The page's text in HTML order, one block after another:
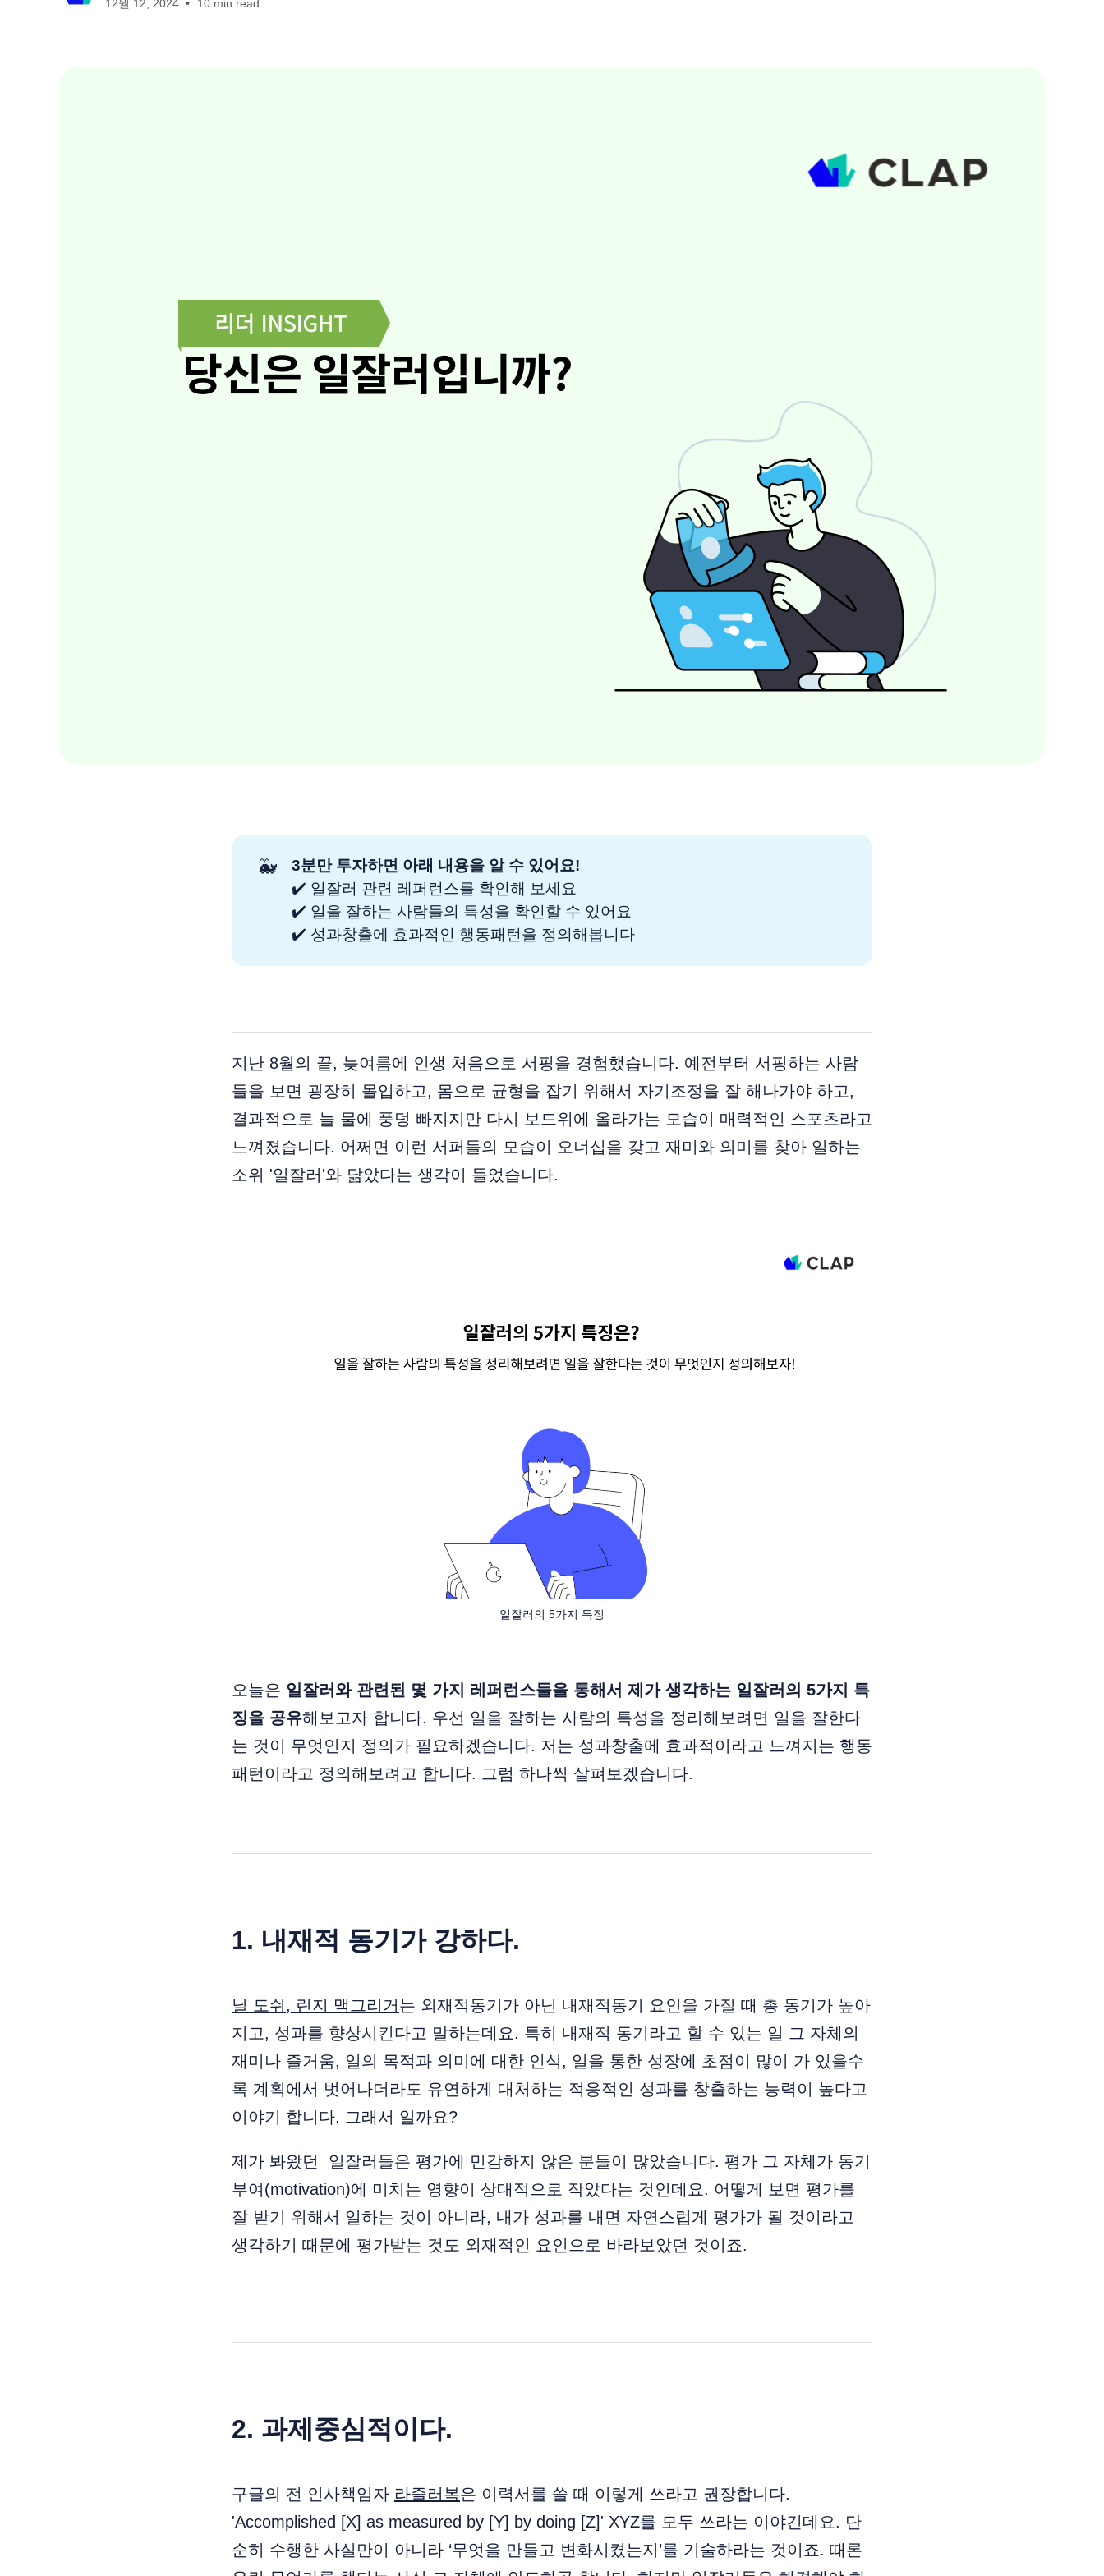
12월 12, 2024 10 min read
🐳
3분만 투자하면 아래 내용을 알 수 있어요!
✔️ 일잘러 관련 레퍼런스를 확인해 보세요
✔️ 일을 잘하는 사람들의 특성을 확인할 수 있어요
✔️ 성과창출에 효과적인 행동패턴을 정의해봅니다
지난 8월의 끝, 늦여름에 인생 처음으로 서핑을 경험했습니다. 예전부터 서핑하는 사람
들을 보면 굉장히 몰입하고, 몸으로 균형을 잡기 위해서 자기조정을 잘 해나가야 하고,
결과적으로 늘 물에 풍덩 빠지지만 다시 보드위에 올라가는 모습이 매력적인 스포츠라고
느껴졌습니다. 어쩌면 이런 서퍼들의 모습이 오너십을 갖고 재미와 의미를 찾아 일하는
소위 '일잘러'와 닮았다는 생각이 들었습니다.
일잘러의 5가지 특징
오늘은 일잘러와 관련된 몇 가지 레퍼런스들을 통해서 제가 생각하는 일잘러의 5가지 특
징을 공유해보고자 합니다. 우선 일을 잘하는 사람의 특성을 정리해보려면 일을 잘한다
는 것이 무엇인지 정의가 필요하겠습니다. 저는 성과창출에 효과적이라고 느껴지는 행동
패턴이라고 정의해보려고 합니다. 그럼 하나씩 살펴보겠습니다.
1. 내재적 동기가 강하다.
닐 도쉬, 린지 맥그리거 는 외재적동기가 아닌 내재적동기 요인을 가질 때 총 동기가 높아
지고, 성과를 향상시킨다고 말하는데요. 특히 내재적 동기라고 할 수 있는 일 그 자체의
재미나 즐거움, 일의 목적과 의미에 대한 인식, 일을 통한 성장에 초점이 많이 가 있을수
록 계획에서 벗어나더라도 유연하게 대처하는 적응적인 성과를 창출하는 능력이 높다고
이야기 합니다. 그래서 일까요?
제가 봐왔던 일잘러들은 평가에 민감하지 않은 분들이 많았습니다. 평가 그 자체가 동기
부여(motivation)에 미치는 영향이 상대적으로 작았다는 것인데요. 어떻게 보면 평가를
잘 받기 위해서 일하는 것이 아니라, 내가 성과를 내면 자연스럽게 평가가 될 것이라고
생각하기 때문에 평가받는 것도 외재적인 요인으로 바라보았던 것이죠.
2. 과제중심적이다.
구글의 전 인사책임자 라즐러복은 이력서를 쓸 때 이렇게 쓰라고 권장합니다.
'Accomplished [X] as measured by [Y] by doing [Z]' XYZ를 모두 쓰라는 이야긴데요. 단
순히 수행한 사실만이 아니라 ‘무엇을 만들고 변화시켰는지’를 기술하라는 것이죠. 때론